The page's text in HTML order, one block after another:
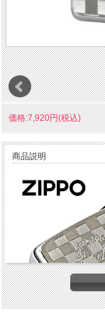
価格:7,920円(税込)
商品説明